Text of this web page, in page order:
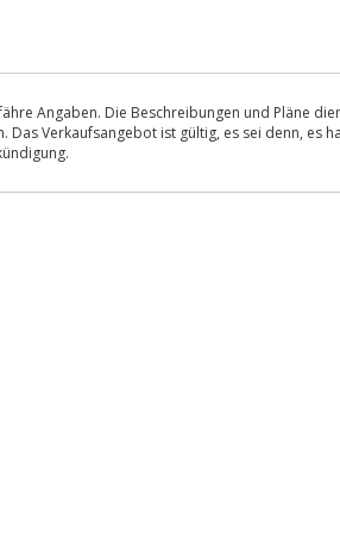
Angaben. Die Beschreibungen und Pläne
Verkaufsangebot ist gültig, es sei denn, es